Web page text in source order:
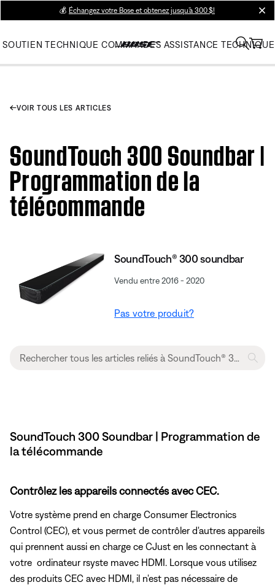
💰 Échangez votre Bose et obtenez jusqu’à 300 $!
SOUTIEN TECHNIQUE COMMANDES ASSISTANCE TECHNIQUE
VOIR TOUS LES ARTICLES
SoundTouch 300 Soundbar |
Programmation de la
télécommande
SoundTouch® 300 soundbar
Vendu entre 2016 - 2020
Pas votre produit?
SoundTouch 300 Soundbar | Programmation de
la télécommande
Contrôlez les appareils connectés avec CEC.
Votre système prend en charge Consumer Electronics
Control (CEC), et vous permet de contrôler d'autres appareils
qui prennent aussi en charge ce CJust en les connectant à
votre ordinateur rsyste mavec HDMI. Lorsque vous utilisez
des produits CEC avec HDMI, il n'est pas nécessaire de